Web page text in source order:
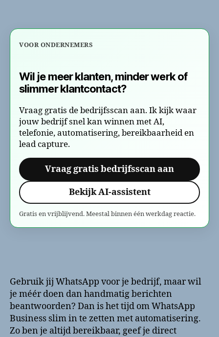
VOOR ONDERNEMERS
Wil je meer klanten, minder werk of
slimmer klantcontact?
Vraag gratis de bedrijfsscan aan. Ik kijk waar
jouw bedrijf snel kan winnen met AI,
telefonie, automatisering, bereikbaarheid en
lead capture.
Vraag gratis bedrijfsscan aan
Bekijk AI-assistent
Gratis en vrijblijvend. Meestal binnen één werkdag reactie.
Gebruik jij WhatsApp voor je bedrijf, maar wil
je méér doen dan handmatig berichten
beantwoorden? Dan is het tijd om WhatsApp
Business slim in te zetten met automatisering.
Zo ben je altijd bereikbaar, geef je direct